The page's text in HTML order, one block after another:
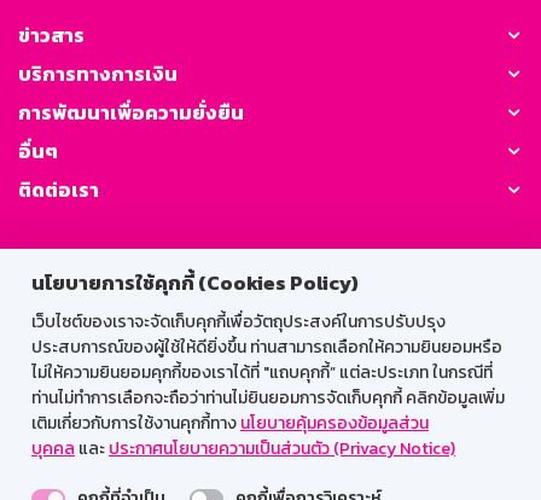
นโยบายการใช้คุกกี้ (Cookies Policy)
เว็บไซต์ของเราจะจัดเก็บคุกกี้เพื่อวัตถุประสงค์ในการปรับปรุง
ประสบการณ์ของผู้ใช้ให้ดียิ่งขึ้น ท่านสามารถเลือกให้ความยินยอมหรือ
ไม่ให้ความยินยอมคุกกี้ของเราได้ที่ "แถบคุกกี้” แต่ละประเภท ในกรณีที่
ท่านไม่ทำการเลือกจะถือว่าท่านไม่ยินยอมการจัดเก็บคุกกี้ คลิกข้อมูลเพิ่ม
เติมเกี่ยวกับการใช้งานคุกกี้ทางนโยบายคุ้มครองข้อมูลส่วน
บุคคล และประกาศนโยบายความเป็นส่วนตัว (Privacy Notice)
ข่าวสาร
บริการทางการเงิน
การพัฒนาเพื่อความยั่งยืน
อื่นๆ
ติดต่อเรา
GSB Society:
สำหรับพนักงาน
Web HR
GSB Wisdom
M-Search
เข้าสู่ระบบเน็ตเมล